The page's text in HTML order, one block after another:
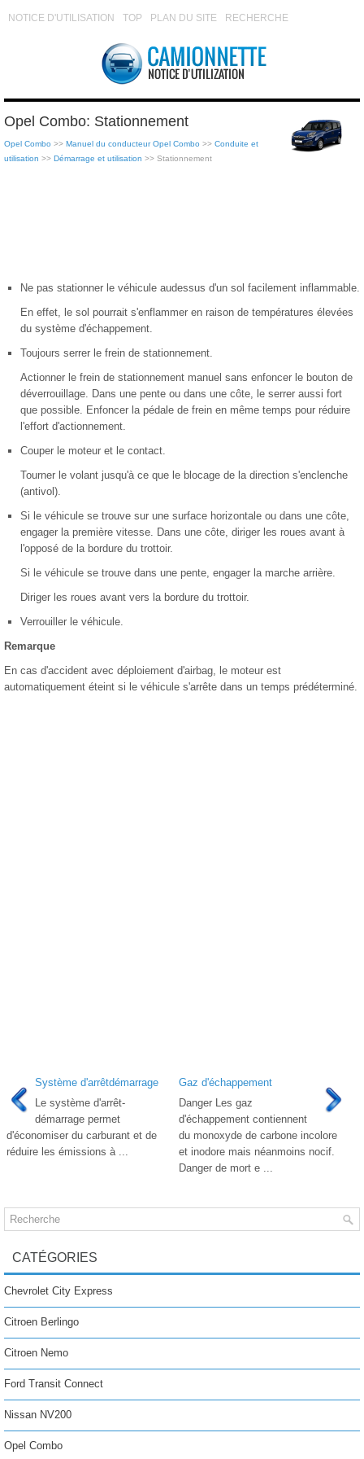
NOTICE D'UTILISATION TOP PLAN DU SITE RECHERCHE
Opel Combo: Stationnement
Opel Combo >> Manuel du conducteur Opel Combo >> Conduite et
utilisation >> Démarrage et utilisation >> Stationnement
Ne pas stationner le véhicule audessus d'un sol facilement inflammable.
En effet, le sol pourrait s'enflammer en raison de températures élevées
du système d'échappement.
Toujours serrer le frein de stationnement.
Actionner le frein de stationnement manuel sans enfoncer le bouton de
déverrouillage. Dans une pente ou dans une côte, le serrer aussi fort
que possible. Enfoncer la pédale de frein en même temps pour réduire
l'effort d'actionnement.
Couper le moteur et le contact.
Tourner le volant jusqu'à ce que le blocage de la direction s'enclenche
(antivol).
Si le véhicule se trouve sur une surface horizontale ou dans une côte,
engager la première vitesse. Dans une côte, diriger les roues avant à
l'opposé de la bordure du trottoir.
Si le véhicule se trouve dans une pente, engager la marche arrière.
Diriger les roues avant vers la bordure du trottoir.
Verrouiller le véhicule.
Remarque
En cas d'accident avec déploiement d'airbag, le moteur est
automatiquement éteint si le véhicule s'arrête dans un temps prédéterminé.
Système d'arrêtdémarrage
Le système d'arrêt-
démarrage permet
d'économiser du carburant et de
réduire les émissions à ...
Gaz d'échappement
Danger Les gaz
d'échappement contiennent
du monoxyde de carbone incolore
et inodore mais néanmoins nocif.
Danger de mort e ...
CATÉGORIES
Chevrolet City Express
Citroen Berlingo
Citroen Nemo
Ford Transit Connect
Nissan NV200
Opel Combo